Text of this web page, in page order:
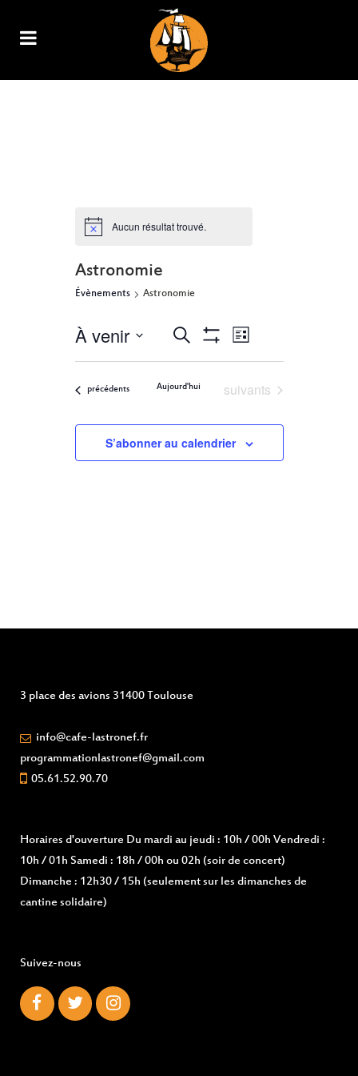
Aucun résultat trouvé.
Astronomie
Évènements Astronomie
RECHERCHE
ET
NAVIGATION
DE
VUES
Recherche
Filters
NAVIGATION
VUES
ÉVÈNEMENT
Liste
À venir
date.
Évènements
précédents Aujourd'hui Évènements
suivants
S’abonner au calendrier
3 place des avions 31400 Toulouse
info@cafe-lastronef.fr
programmationlastronef@gmail.com
05.61.52.90.70
Horaires d'ouverture Du mardi au jeudi : 10h / 00h Vendredi :
10h / 01h Samedi : 18h / 00h ou 02h (soir de concert)
Dimanche : 12h30 / 15h (seulement sur les dimanches de
cantine solidaire)
Suivez-nous